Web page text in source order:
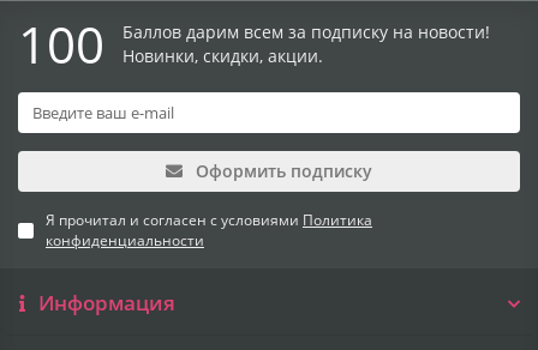
100
Баллов дарим всем за подписку на новости!
Новинки, скидки, акции.
Оформить подписку
Я прочитал и согласен с условиями Политика
конфиденциальности
Информация